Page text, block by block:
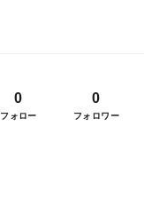
0
フォロー
0
フォロワー